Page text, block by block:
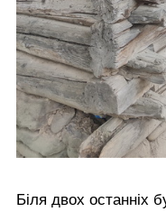
Біля двох останніх